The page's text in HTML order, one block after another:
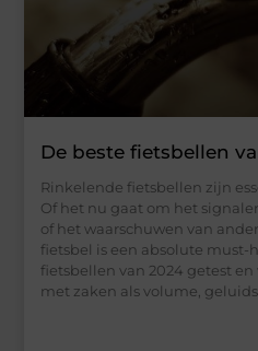
De beste fietsbellen
Rinkelende fietsbellen zijn
Of het nu gaat om het
of het waarschuwen van
fietsbel is een absolute must-
fietsbellen van 2024 getest
met zaken als volume,